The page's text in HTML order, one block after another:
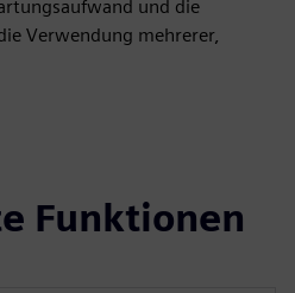
und die
Verwendung mehrerer,
Funktionen